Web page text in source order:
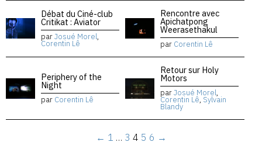
Débat du Ciné-club
Critikat : Aviator
parJosué Morel,
Corentin Lê
Rencontre avec
Apichatpong
Weerasethakul
par Corentin Lê
Periphery of the
Night
par Corentin Lê
Retour sur Holy
Motors
parJosué Morel,
Corentin Lê, Sylvain
Blandy
← 1 … 3 4 5 6 →